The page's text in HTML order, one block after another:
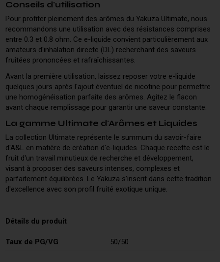
Conseils d'utilisation
Pour profiter pleinement des arômes du Yakuza Ultimate, nous
recommandons une utilisation avec des résistances comprises
entre 0.3 et 0.8 ohm. Ce e-liquide convient particulièrement aux
amateurs d'inhalation directe (DL) recherchant des saveurs
fruitées prononcées et rafraîchissantes.
Avant la première utilisation, laissez reposer votre e-liquide
quelques jours après l'ajout éventuel de nicotine pour permettre
une homogénéisation parfaite des arômes. Agitez le flacon
avant chaque remplissage pour garantir une saveur constante.
La gamme Ultimate d'Arômes et Liquides
La collection Ultimate représente le summum du savoir-faire
d'A&L en matière de création d'e-liquides. Chaque recette est le
fruit d'un travail minutieux de recherche et développement,
visant à proposer des saveurs intenses, complexes et
parfaitement équilibrées. Le Yakuza s'inscrit dans cette tradition
d'excellence avec son profil fruité exotique unique.
Détails du produit
Taux de PG/VG 50/50